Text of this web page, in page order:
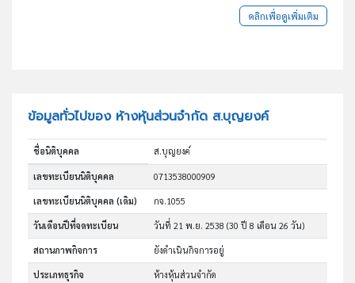
คลิกเพื่อดูเพิ่มเติม
ข้อมูลทั่วไปของ ห้างหุ้นส่วนจำกัด ส.บุญยงค์
ชื่อนิติบุคคล ส.บุญยงค์
เลขทะเบียนนิติบุคคล 0713538000909
เลขทะเบียนนิติบุคคล (เดิม) กจ.1055
วันเดือนปีที่จดทะเบียน วันที่ 21 พ.ย. 2538(30 ปี 8 เดือน 26 วัน)
สถานภาพกิจการ ยังดำเนินกิจการอยู่
ประเภทธุรกิจ ห้างหุ้นส่วนจำกัด